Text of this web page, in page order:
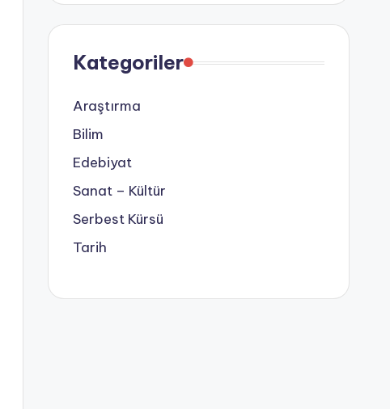
Kategoriler
Araştırma
Bilim
Edebiyat
Sanat – Kültür
Serbest Kürsü
Tarih